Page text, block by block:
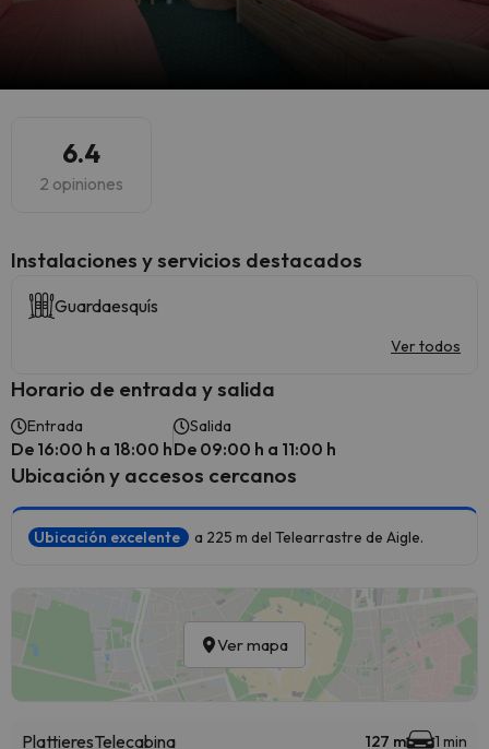
6.4
2 opiniones
Instalaciones y servicios destacados
Guardaesquís
Ver todos
Horario de entrada y salida
Entrada
De 16:00 h a 18:00 h
Salida
De 09:00 h a 11:00 h
Ubicación y accesos cercanos
Ubicación excelente a 225 m del Telearrastre de Aigle.
Ver mapa
PlattieresTelecabina 127 m 1 min